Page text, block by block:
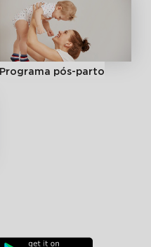
Programa pós-parto